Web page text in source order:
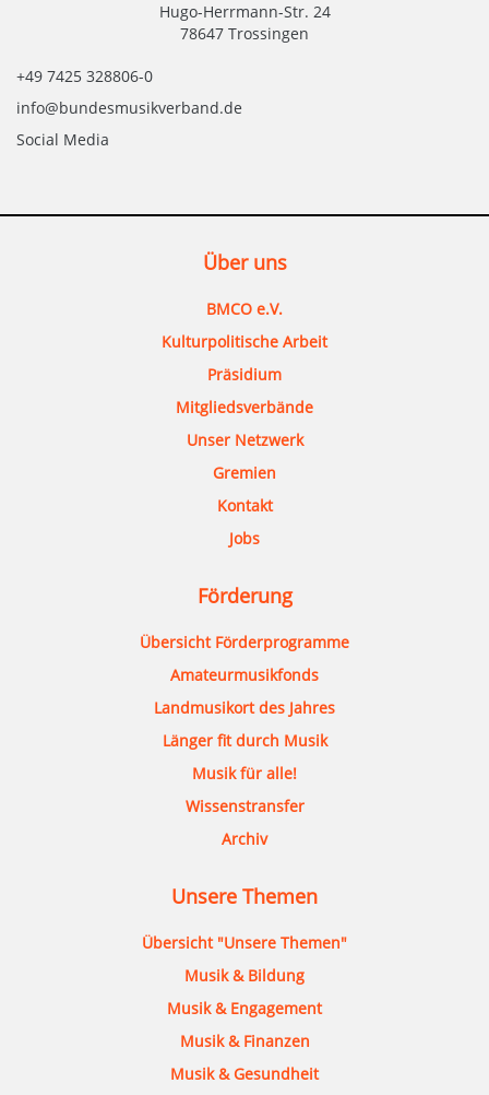
Hugo-Herrmann-Str. 24
78647 Trossingen
+49 7425 328806-0
info@bundesmusikverband.de
Social Media
Über uns
BMCO e.V.
Kulturpolitische Arbeit
Präsidium
Mitgliedsverbände
Unser Netzwerk
Gremien
Kontakt
Jobs
Förderung
Übersicht Förderprogramme
Amateurmusikfonds
Landmusikort des Jahres
Länger fit durch Musik
Musik für alle!
Wissenstransfer
Archiv
Unsere Themen
Übersicht "Unsere Themen"
Musik & Bildung
Musik & Engagement
Musik & Finanzen
Musik & Gesundheit